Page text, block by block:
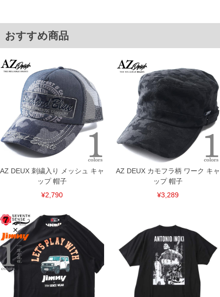
■サイズ表
サイズ/適応/甲幅(外寸)
30/30/11.2
31/31/11.3
単位はcm
※【返品交換について】
返品交換希望の方は、商品到着後1週間以内にご連絡ください。
下着(肌着)やワイシャツは商品の性質上、返品交換不可とさせて頂いております。予め
ご了承くださいませ。
※【ボトムの裾上げをご希望の場合】
裾上げ料金は500円+税となります。
備考欄に股下●cmとご記入下さい。（裾上げ無料対象商品は1本につき税込6,000円以
上の品が対象。1本5,999円以下の商品は有料（500円+税）となります。）
出荷まで約1週間～20日間程お時間を頂く場合がございます。
尚、裾上げした商品は返品・交換不可となりますので、予めご了承下さい。
一部、お直しに対応出来ない商品がございます。(例：裾にファスナーや調節ひもが付
いている、極端なデザインが施されている等)
※商品によって若干のサイズの誤差がございます。また、お客様がご使用の環境（コ
ください。
※当店での掲載商品は、実店鋪と在庫を共用しておりますので店頭での売り違い、店
舗からのお取り寄せ等により、お客様にご迷惑をお掛けしてしまう場合がございま
す。そのようなことがない様最大限に努めておりますが、もしあった場合速やかにご
連絡させて頂きますので予めご了承ください。
DETAIL
おすすめ商品
AZ DEUX 刺繍入り メッシュ キャ
ップ 帽子
¥2,790
AZ DEUX カモフラ柄 ワーク キャ
ップ 帽子
¥3,289